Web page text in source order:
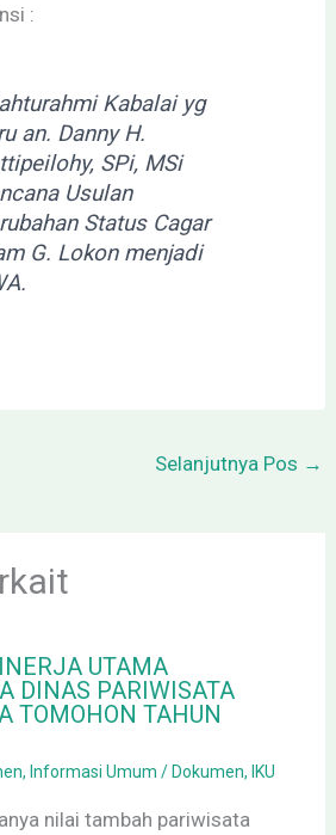
:
Kabalai yg
an. Danny H.
SPi, MSi
Usulan
Status Cagar
G. Lokon menjadi
Selanjutnya Pos →
UTAMA
DINAS PARIWISATA
TOMOHON TAHUN
, Informasi Umum / Dokumen, IKU
nilai tambah pariwisata